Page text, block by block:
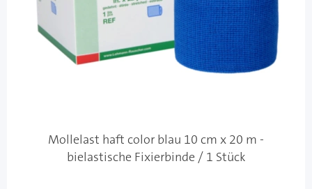
Mollelast haft color blau 10 cm x 20 m -
bielastische Fixierbinde / 1 Stück